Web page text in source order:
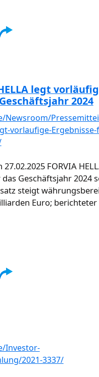
legt
2024
Newsroom/
vorlaufige-
FORVIA
Geschäftsjahr 2024
steigt
Euro;
Investor-
2021-3337/